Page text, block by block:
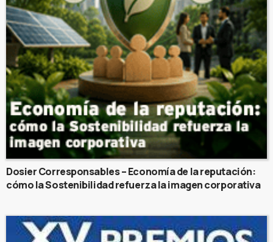
Dosier Corresponsables – Economía de la reputación:
cómo la Sostenibilidad refuerza la imagen corporativa